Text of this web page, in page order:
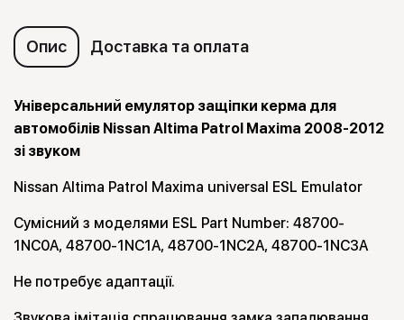
Опис Доставка та оплата
Універсальний емулятор защіпки керма для
автомобілів Nissan Altima Patrol Maxima 2008-2012
зі звуком
Nissan Altima Patrol Maxima universal ESL Emulator
Сумісний з моделями ESL Part Number: 48700-
1NC0A, 48700-1NC1A, 48700-1NC2A, 48700-1NC3A
Не потребує адаптації.